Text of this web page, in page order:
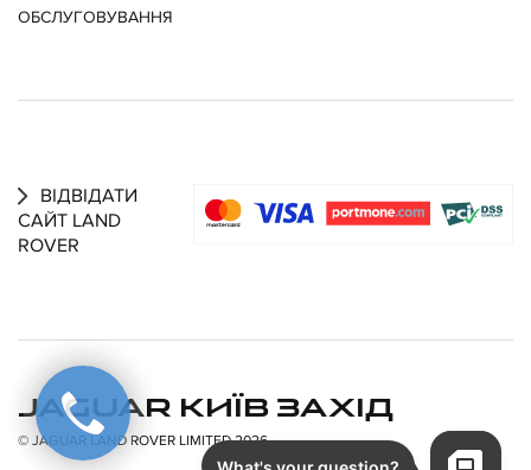
ОБСЛУГОВУВАННЯ
ВІДВІДАТИ
САЙТ LAND
ROVER
JAGUAR КИЇВ ЗАХІД
© JAGUAR LAND ROVER LIMITED 2026